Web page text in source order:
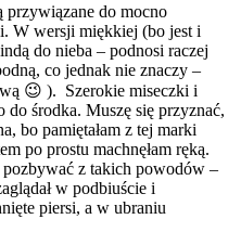
przywiązane do mocno
W wersji miękkiej (bo jest i
do nieba – podnosi raczej
co jednak nie znaczy –
😉 ). Szerokie miseczki i
środka. Muszę się przyznać,
bo pamiętałam z tej marki
po prostu machnęłam ręką.
z takich powodów –
w podbiuście i
piersi, a w ubraniu